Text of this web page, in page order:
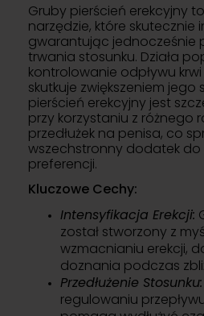
Gruby pierścień erekcyjny
narzędzie, które skutecznie
gwarantując jednocześnie
trwania stosunku. Działa
kontrolowanie odpływu krwi
skutkuje zwiększeniem jego
pierścień erekcyjny jest
przy korzystaniu z różnego
przedłużek na penisa, co
wszechstronny dodatek
preferencji.
Kluczowe Cechy:
Intensyfikacja Erekcji:
został stworzony z
wzmacnianiu erekcji,
doznania podczas
Przedłużenie Stosunku:
regulowaniu